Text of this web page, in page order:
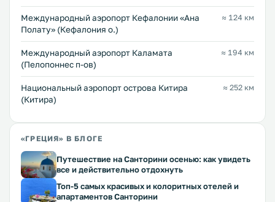
Международный аэропорт Кефалонии «Ана
Полату» (Кефалония о.)
≈ 124 км
Международный аэропорт Каламата
(Пелопоннес п-ов)
≈ 194 км
Национальный аэропорт острова Китира
(Китира)
≈ 252 км
«ГРЕЦИЯ» В БЛОГЕ
Путешествие на Санторини осенью: как увидеть
все и действительно отдохнуть
Топ-5 самых красивых и колоритных отелей и
апартаментов Санторини